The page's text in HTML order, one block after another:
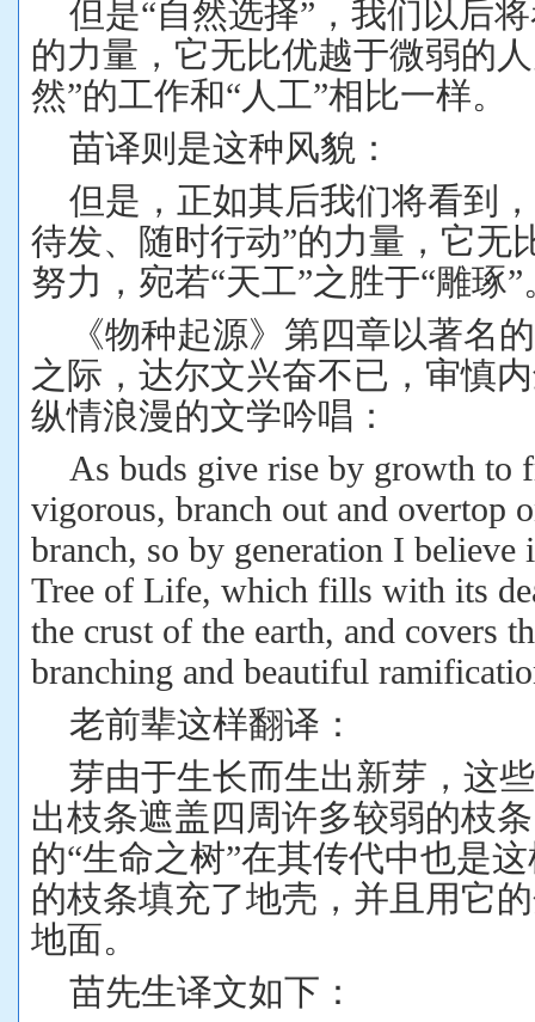
但是“自然选择”，我们以后
的力量，它无比优越于微弱的
然”的工作和“人工”相比一样。
苗译则是这种风貌：
但是，正如其后我们将看到
待发、随时行动”的力量，它无
努力，宛若“天工”之胜于“雕琢
《物种起源》第四章以著名
之际，达尔文兴奋不已，审慎
纵情浪漫的文学吟唱：
As buds give rise by growth to
vigorous, branch out and overtop
branch, so by generation I believe
Tree of Life, which fills with its
the crust of the earth, and covers
branching and beautiful
老前辈这样翻译：
芽由于生长而生出新芽，这
出枝条遮盖四周许多较弱的枝
的“生命之树”在其传代中也是
的枝条填充了地壳，并且用它
地面。
苗先生译文如下：